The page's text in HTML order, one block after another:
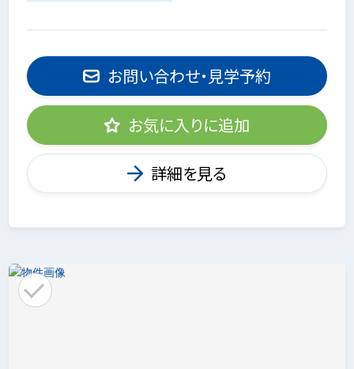
お問い合わせ・見学予約
お気に入りに追加
詳細を見る